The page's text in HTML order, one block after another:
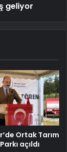
geliyor
Ortak Tarım
açıldı